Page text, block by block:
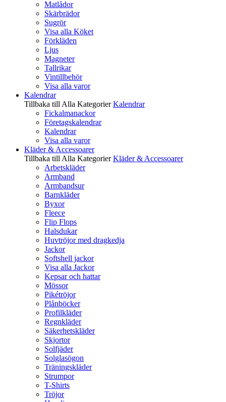
Matlådor
Skärbrädor
Sugrör
Visa alla Köket
Förkläden
Ljus
Magneter
Tallrikar
Vintillbehör
Visa alla varor
Kalendrar
Tillbaka till Alla Kategorier Kalendrar
Fickalmanackor
Företagskalendrar
Kalendrar
Visa alla varor
Kläder & Accessoarer
Tillbaka till Alla Kategorier Kläder & Accessoarer
Arbetskläder
Armband
Armbandsur
Barnkläder
Byxor
Fleece
Flip Flops
Halsdukar
Huvtröjor med dragkedja
Jackor
Softshell jackor
Visa alla Jackor
Kepsar och hattar
Mössor
Pikétröjor
Plånböcker
Profilkläder
Regnkläder
Säkerhetskläder
Skjortor
Solfjäder
Solglasögon
Träningskläder
Strumpor
T-Shirts
Tröjor